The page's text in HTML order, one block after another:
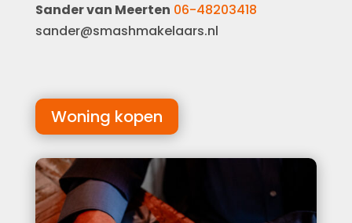
Sander van Meerten 06-48203418
sander@smashmakelaars.nl
Woning kopen